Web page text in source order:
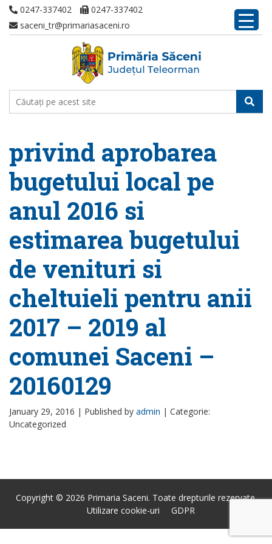
0247-337402
0247-337402
saceni_tr@primariasaceni.ro
privind aprobarea
bugetului local pe
anul 2016 si
estimarea bugetului
de venituri si
cheltuieli pentru anii
2017 – 2019 al
comunei Saceni –
20160129
January 29, 2016 | Published by admin | Categorie:
Uncategorized
Copyright © 2026 Primaria Saceni. Toate drepturile rezervate.
Utilizare cookie-uri
GDPR